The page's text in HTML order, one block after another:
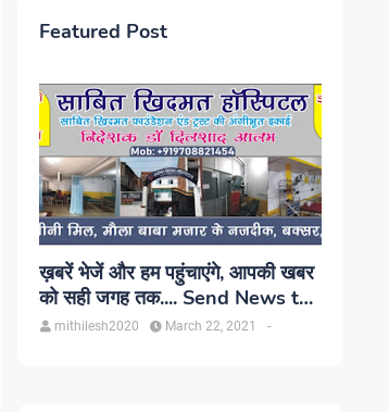
Featured Post
ख़बरें भेजें और हम पहुंचाएंगे, आपकी खबर
को सही जगह तक.... Send News to
us!mithilesh2020 -
March 22, 2021